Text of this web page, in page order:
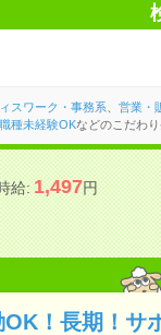
スワーク・事務系 営業・
職種未経験OKなどのこだわり
給:1,497円
OK！長期！